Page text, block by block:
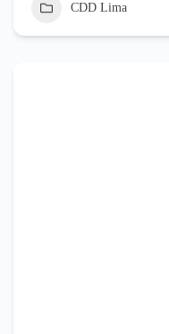
CDD Lima